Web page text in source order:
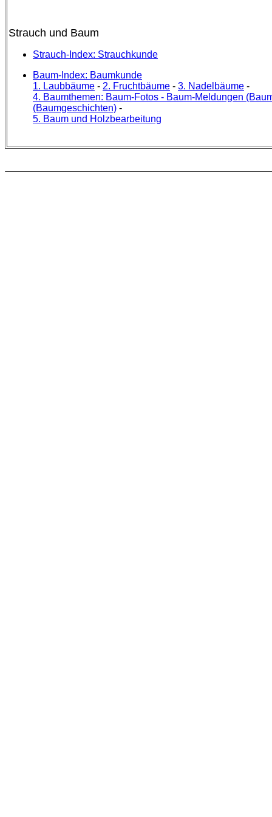
Strauch und Baum
Strauch-Index: Strauchkunde
Baum-Index: Baumkunde
1. Laubbäume - 2. Fruchtbäume - 3. Nadelbäume -
4. Baumthemen: Baum-Fotos - Baum-Meldungen
(Baumgeschichten) -
5. Baum und Holzbearbeitung